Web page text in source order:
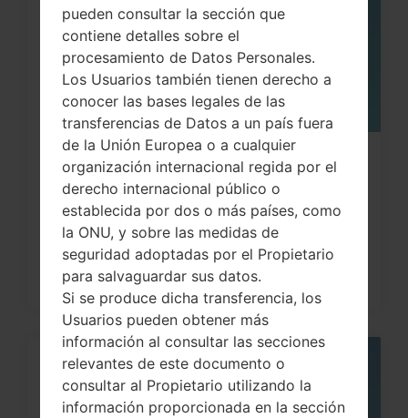
Cómo hacer Reinicio Completo en
LG G3, G4, G5 , G7...
pueden consultar la sección que
contiene detalles sobre el
procesamiento de Datos Personales.
Los Usuarios también tienen derecho a
conocer las bases legales de las
transferencias de Datos a un país fuera
de la Unión Europea o a cualquier
organización internacional regida por el
derecho internacional público o
establecida por dos o más países, como
la ONU, y sobre las medidas de
seguridad adoptadas por el Propietario
para salvaguardar sus datos.
Si se produce dicha transferencia, los
Usuarios pueden obtener más
información al consultar las secciones
relevantes de este documento o
consultar al Propietario utilizando la
información proporcionada en la sección